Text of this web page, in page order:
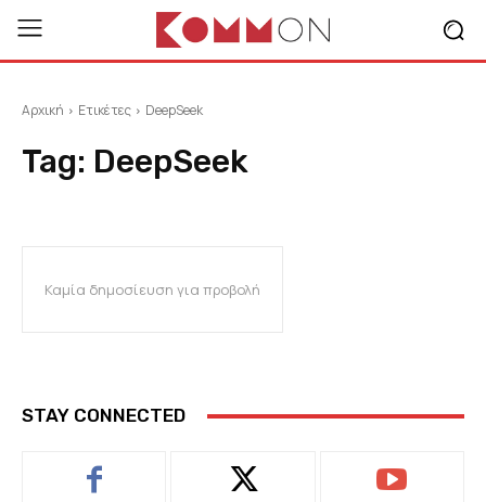
Αρχική Ετικέτες DeepSeek
Tag: DeepSeek
Καμία δημοσίευση για προβολή
STAY CONNECTED